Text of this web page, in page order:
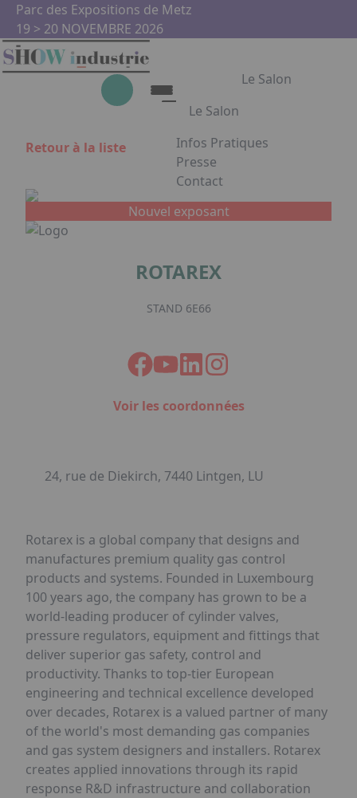
Aller au contenu principal
Parc des Expositions de Metz
19 > 20 NOVEMBRE 2026
Le Salon
Le Salon
Le Salon
Show Industrie
Partenaires
Show Industrie en images
Infos Pratiques
Presse
Contact
Appuyez sur Entrée pour
Retour à la liste
Nouvel exposant
ROTAREX
STAND 6E66
Voir les coordonnées
24, rue de Diekirch, 7440 Lintgen, LU
Rotarex is a global company that designs and
manufactures premium quality gas control
products and systems. Founded in Luxembourg
100 years ago, the company has grown to be a
world-leading producer of cylinder valves,
pressure regulators, equipment and fittings that
deliver superior gas safety, control and
productivity. Thanks to top-tier European
engineering and technical excellence developed
over decades, Rotarex is a valued partner of many
of the world's most demanding gas companies
and gas system designers and installers. Rotarex
creates applied innovations through its rapid
response R&D infrastructure and collaboration
Panneau de gestion des cookies